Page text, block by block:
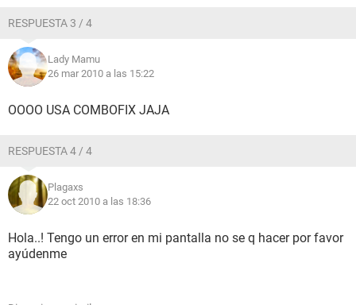
RESPUESTA 3 / 4
Lady Mamu
26 mar 2010 a las 15:22
OOOO USA COMBOFIX JAJA
RESPUESTA 4 / 4
Plagaxs
22 oct 2010 a las 18:36
Hola..! Tengo un error en mi pantalla no se q hacer por favor
ayúdenme